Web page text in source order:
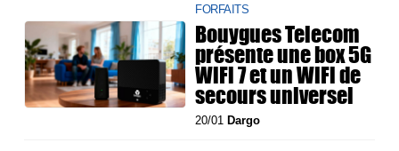
FORFAITS
Bouygues Telecom
présente une box 5G
WiFi 7 et un WiFi de
secours universel
20/01 Dargo